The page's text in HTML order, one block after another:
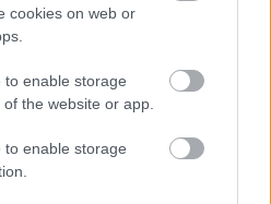
cookies on web or
to enable storage
the website or app.
to enable storage
és